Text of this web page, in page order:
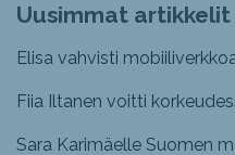
Uusimmat artikkelit
Elisa vahvisti
Fiia Iltanen voitti
Sara Karimäelle Suomen